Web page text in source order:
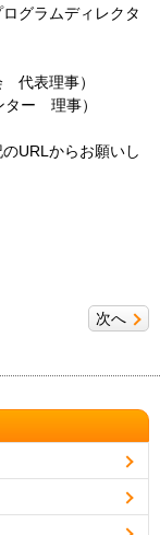
グラムディレクタ
代表理事）
ター 理事）
URLからお願いし
次へ